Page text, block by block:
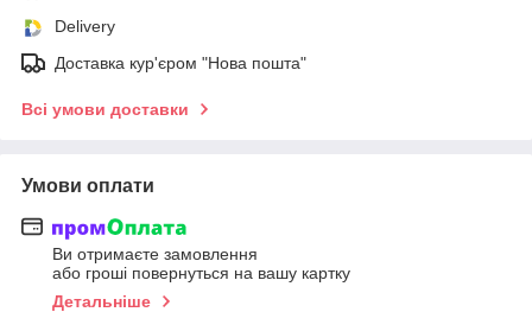
Delivery
Доставка кур'єром "Нова пошта"
Всі умови доставки
Умови оплати
Ви отримаєте замовлення
або гроші повернуться на вашу картку
Детальніше